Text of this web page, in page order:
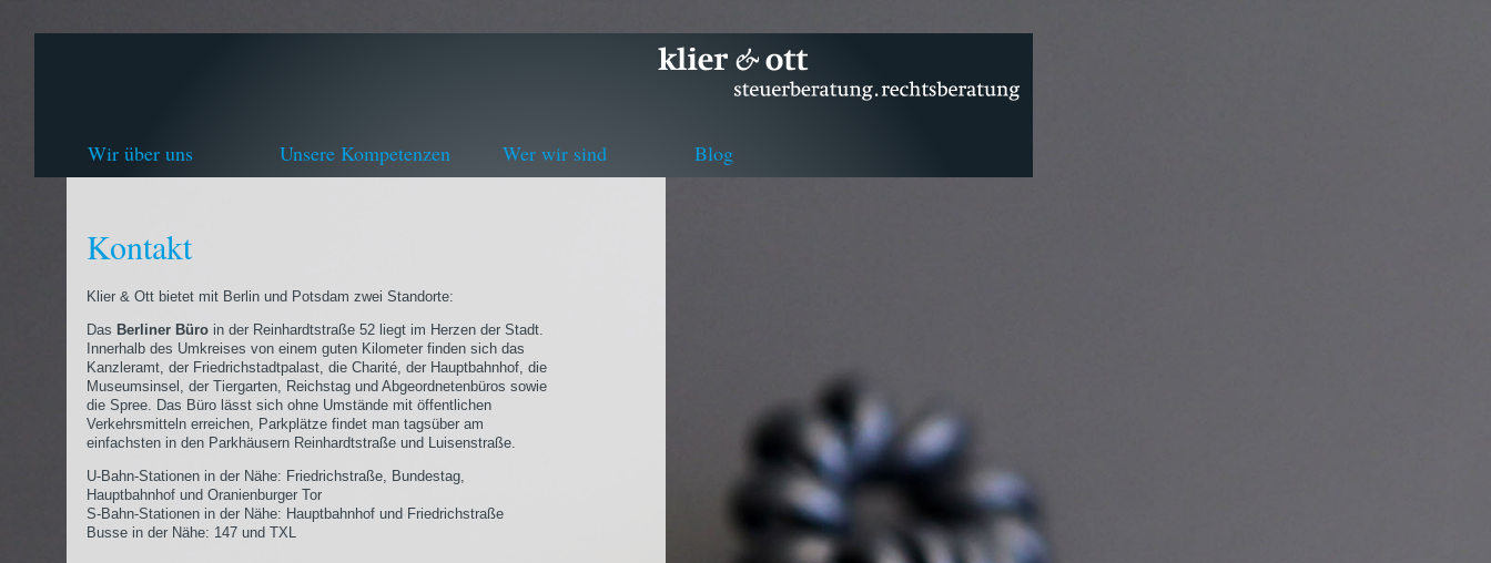
Wir über uns Unsere Kompetenzen Wer wir sind Blog
Kontakt
Klier & Ott bietet mit Berlin und Potsdam zwei Standorte:
Das Berliner Büro in der Reinhardtstraße 52 liegt im Herzen der Stadt.
Innerhalb des Umkreises von einem guten Kilometer finden sich das
Kanzleramt, der Friedrichstadtpalast, die Charité, der Hauptbahnhof, die
Museumsinsel, der Tiergarten, Reichstag und Abgeordnetenbüros sowie
die Spree. Das Büro lässt sich ohne Umstände mit öffentlichen
Verkehrsmitteln erreichen, Parkplätze findet man tagsüber am
einfachsten in den Parkhäusern Reinhardtstraße und Luisenstraße.
U-Bahn-Stationen in der Nähe: Friedrichstraße, Bundestag,
Hauptbahnhof und Oranienburger Tor
S-Bahn-Stationen in der Nähe: Hauptbahnhof und Friedrichstraße
Busse in der Nähe: 147 und TXL